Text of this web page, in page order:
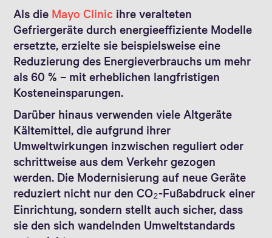
Als die Mayo Clinic ihre veralteten
Gefriergeräte durch energieeffiziente Modelle
ersetzte, erzielte sie beispielsweise eine
Reduzierung des Energieverbrauchs um mehr
als 60 % – mit erheblichen langfristigen
Kosteneinsparungen.
Darüber hinaus verwenden viele Altgeräte
Kältemittel, die aufgrund ihrer
Umweltwirkungen inzwischen reguliert oder
schrittweise aus dem Verkehr gezogen
werden. Die Modernisierung auf neue Geräte
reduziert nicht nur den CO₂-Fußabdruck einer
Einrichtung, sondern stellt auch sicher, dass
sie den sich wandelnden Umweltstandards